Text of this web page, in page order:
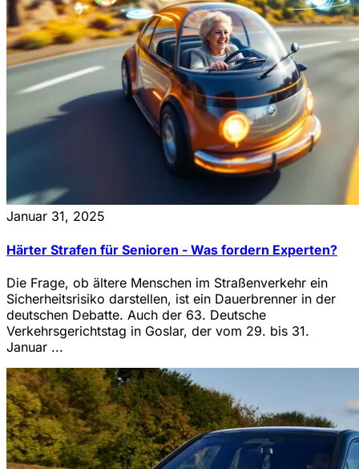
Januar 31, 2025
Härter Strafen für Senioren - Was fordern Experten?
Die Frage, ob ältere Menschen im Straßenverkehr ein
Sicherheitsrisiko darstellen, ist ein Dauerbrenner in der
deutschen Debatte. Auch der 63. Deutsche
Verkehrsgerichtstag in Goslar, der vom 29. bis 31.
Januar ...